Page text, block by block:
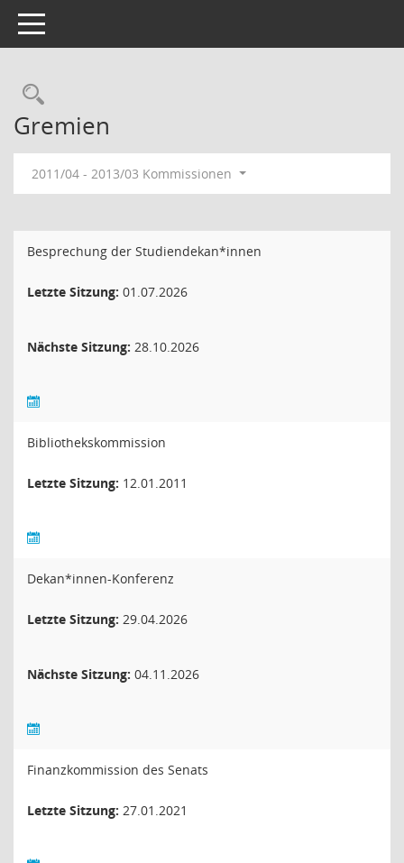
Toggle navigation
Rechercheauswahl
Gremien
2011/04 - 2013/03 Kommissionen
Besprechung der Studiendekan*innen
Letzte Sitzung: 01.07.2026
Nächste Sitzung: 28.10.2026
Bibliothekskommission
Letzte Sitzung: 12.01.2011
Dekan*innen-Konferenz
Letzte Sitzung: 29.04.2026
Nächste Sitzung: 04.11.2026
Finanzkommission des Senats
Letzte Sitzung: 27.01.2021